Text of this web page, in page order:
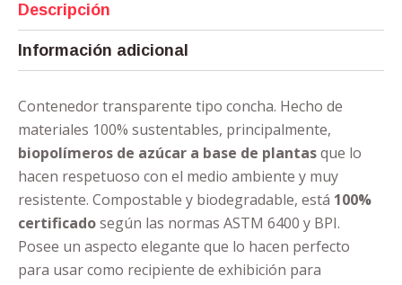
Descripción
Información adicional
Contenedor transparente tipo concha. Hecho de
materiales 100% sustentables, principalmente,
biopolímeros de azúcar a base de plantasque lo
hacen respetuoso con el medio ambiente y muy
resistente. Compostable y biodegradable, está 100%
certificadosegún las normas ASTM 6400 y BPI.
Posee un aspecto elegante que lo hacen perfecto
para usar como recipiente de exhibición para